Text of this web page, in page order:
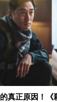
真正原因！《